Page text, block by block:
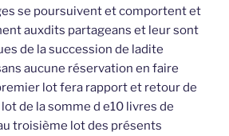
se poursuivent et comportent et
auxdits partageans et leur sont
de la succession de ladite
aucune réservation en faire
lot fera rapport et retour de
de la somme d e10 livres de
troisième lot des présents